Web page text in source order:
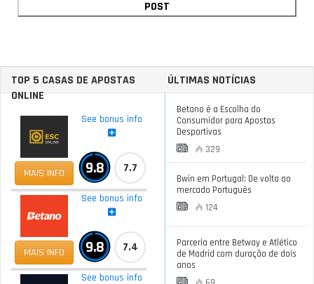
TOP 5 CASAS DE APOSTAS
ONLINE
MAIS INFO
See bonus info
9.8 7.7
MAIS INFO
See bonus info
9.8 7.4
See bonus info
ÚLTIMAS NOTÍCIAS
Betano é a Escolha do
Consumidor para Apostas
Desportivas
329
Bwin em Portugal: De volta ao
mercado Português
124
Parceria entre Betway e Atlético
de Madrid com duração de dois
anos